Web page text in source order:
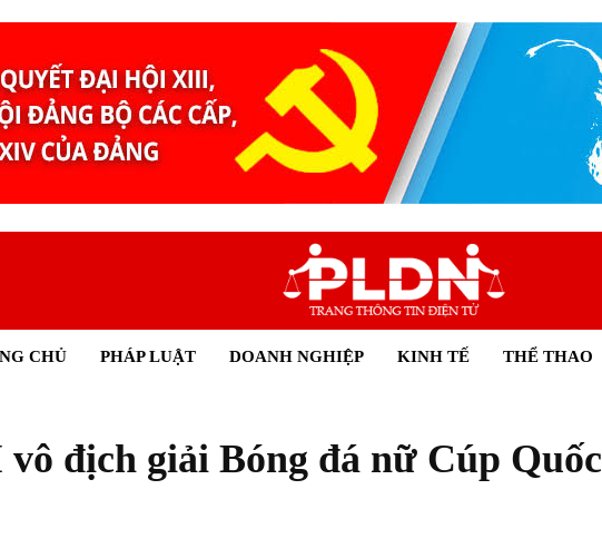
CHỦ PHÁP LUẬT DOANH NGHIỆP KINH TẾ THỂ THAO
địch giải Bóng đá nữ Cúp Quốc